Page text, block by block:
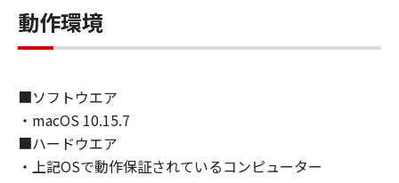
印刷し、印刷されたそれらのもの（以下、「印
刷物」といいます。）を、お客様自身による非
し、複製させ、頒布することができます。お客
様は、「印刷物」を商業的目的のために使用
し、使用させ、複製し、複製させ、頒布するこ
とはできません。キヤノンは、お客様による
「印刷物」の使用および利用につき一切の責任
動作環境
■ソフトウエア
・macOS 10.15.7
■ハードウエア
・上記OSで動作保証されているコンピューター